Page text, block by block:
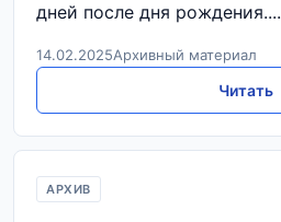
дней после дня рождения....
14.02.2025Архивный материал
Читать
АРХИВ